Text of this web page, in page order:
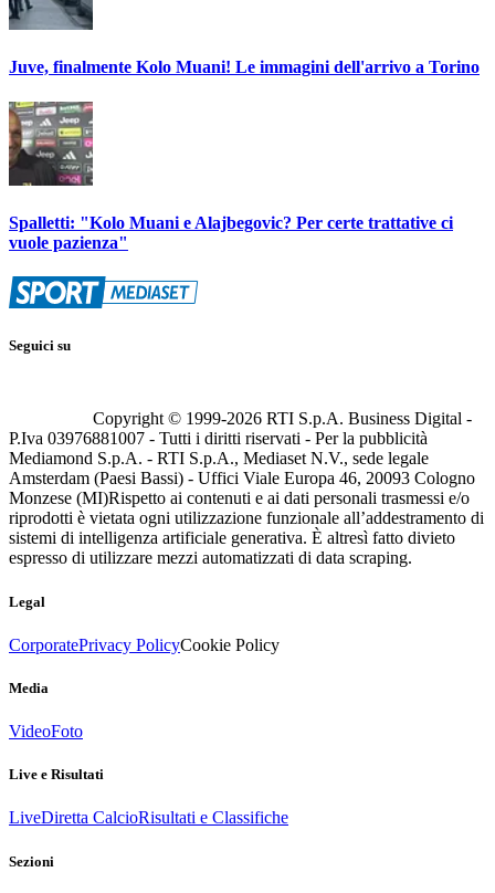
Juve, finalmente Kolo Muani! Le immagini dell'arrivo a Torino
Spalletti: "Kolo Muani e Alajbegovic? Per certe trattative ci
vuole pazienza"
Seguici su
Copyright © 1999-2026 RTI S.p.A. Business Digital -
P.Iva 03976881007 - Tutti i diritti riservati - Per la pubblicità
Mediamond S.p.A. - RTI S.p.A., Mediaset N.V., sede legale
Amsterdam (Paesi Bassi) - Uffici Viale Europa 46, 20093 Cologno
Monzese (MI)Rispetto ai contenuti e ai dati personali trasmessi e/o
riprodotti è vietata ogni utilizzazione funzionale all’addestramento di
sistemi di intelligenza artificiale generativa. È altresì fatto divieto
espresso di utilizzare mezzi automatizzati di data scraping.
Legal
CorporatePrivacy PolicyCookie Policy
Media
VideoFoto
Live e Risultati
LiveDiretta CalcioRisultati e Classifiche
Sezioni